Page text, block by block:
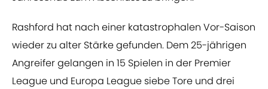
Rashford hat nach einer katastrophalen Vor-Saison
wieder zu alter Stärke gefunden. Dem 25-jährigen
Angreifer gelangen in 15 Spielen in der Premier
League und Europa League siebe Tore und drei